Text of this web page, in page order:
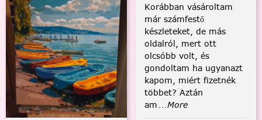
Korábban vásároltam
már számfestő
készleteket, de más
oldalról, mert ott
olcsóbb volt, és
gondoltam ha ugyanazt
kapom, miért fizetnék
többet? Aztán
am ...More